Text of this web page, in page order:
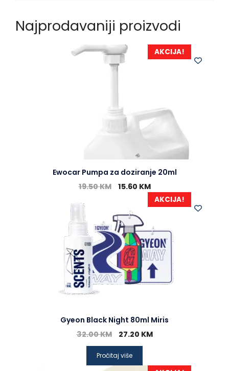
Najprodavaniji proizvodi
AKCIJA!
Ewocar Pumpa za doziranje 20ml
19.50KM 15.60 KM
AKCIJA!
Gyeon Black Night 80ml Miris
32.00KM 27.20 KM
Pročitaj više